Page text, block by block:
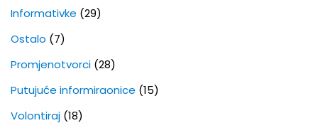
Informativke (29)
Ostalo (7)
Promjenotvorci (28)
Putujuće informiraonice (15)
Volontiraj (18)